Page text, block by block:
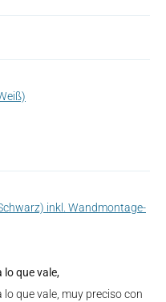
inkl. Wandmontage-
que vale,
que vale, muy preciso con